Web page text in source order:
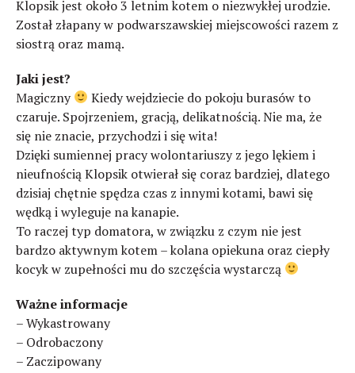
Klopsik jest około 3 letnim kotem o niezwykłej urodzie.
Został złapany w podwarszawskiej miejscowości razem z
siostrą oraz mamą.
Jaki jest?
Magiczny
Kiedy wejdziecie do pokoju burasów to
czaruje. Spojrzeniem, gracją, delikatnością. Nie ma, że
się nie znacie, przychodzi i się wita!
Dzięki sumiennej pracy wolontariuszy z jego lękiem i
nieufnością Klopsik otwierał się coraz bardziej, dlatego
dzisiaj chętnie spędza czas z innymi kotami, bawi się
wędką i wyleguje na kanapie.
To raczej typ domatora, w związku z czym nie jest
bardzo aktywnym kotem – kolana opiekuna oraz ciepły
kocyk w zupełności mu do szczęścia wystarczą
Ważne informacje
– Wykastrowany
– Odrobaczony
– Zaczipowany